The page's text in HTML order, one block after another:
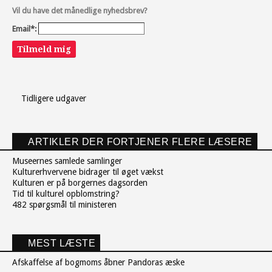
Vil du have det månedlige nyhedsbrev?
Email*:
Tilmeld mig
Tidligere udgaver
ARTIKLER DER FORTJENER FLERE LÆSERE
Museernes samlede samlinger
Kulturerhvervene bidrager til øget vækst
Kulturen er på borgernes dagsorden
Tid til kulturel opblomstring?
482 spørgsmål til ministeren
MEST LÆSTE
Afskaffelse af bogmoms åbner Pandoras æske